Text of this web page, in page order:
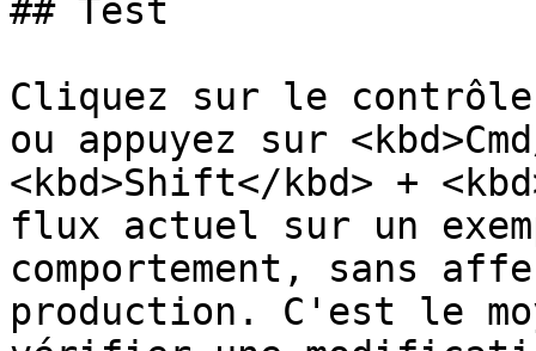
## Test
Cliquez sur le
ou appuyez sur
<kbd>Shift</kbd> +
flux actuel sur un
comportement, sans
production. C'est le